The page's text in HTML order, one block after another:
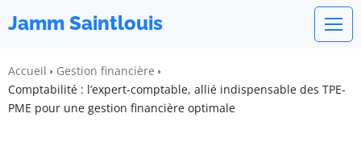
Jamm Saintlouis
Accueil
Gestion financière
Comptabilité : l’expert-comptable, allié indispensable des TPE-
PME pour une gestion financière optimale